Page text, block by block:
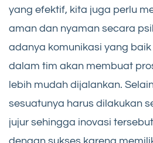
yang efektif, kita juga perlu
aman dan nyaman secara
adanya komunikasi yang
dalam tim akan membuat
lebih mudah dijalankan.
sesuatunya harus dilakukan
jujur sehingga inovasi
dengan sukses karena